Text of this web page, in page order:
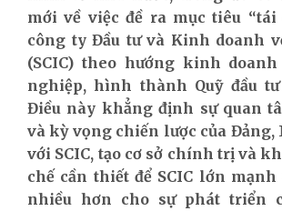
mới về việc đề ra mục tiêu “tái
công ty Đầu tư và Kinh doanh
(SCIC) theo hướng kinh
nghiệp, hình thành Quỹ đầu tư
Điều này khẳng định sự quan
và kỳ vọng chiến lược của Đảng,
với SCIC, tạo cơ sở chính trị và
chế cần thiết để SCIC lớn
nhiều hơn cho sự phát triển